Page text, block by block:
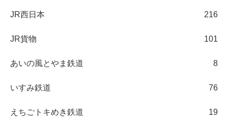
JR西日本 216
JR貨物 101
あいの風とやま鉄道 8
いすみ鉄道 76
えちごトキめき鉄道 19